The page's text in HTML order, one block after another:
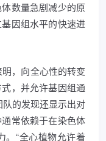
数量急剧减少的原
因组水平的快速进
，向全心性的转变
，并允许基因组通
的发现还显示出对
常依赖于在染色体
。“全心植物允许着